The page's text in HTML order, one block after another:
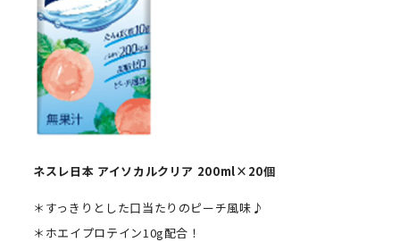
ネスレ日本 アイソカルクリア 200ml× 20個
＊すっきりとした口当たりのピーチ風味♪
＊ホエイプロテイン10g配合！